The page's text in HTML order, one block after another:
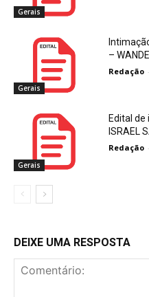
Gerais
Gerais
–
Redação -
Gerais
Edital
ISRAEL
Redação -
DEIXE UMA RESPOSTA